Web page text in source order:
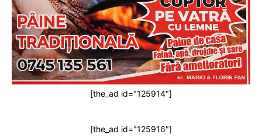
[the_ad id="125914"]
[the_ad id="125916"]